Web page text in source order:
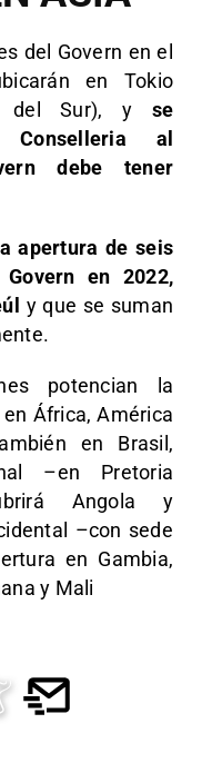
del Govern en el
en Tokio
del Sur), y se
al
debe tener
apertura de seis
en 2022,
y que se suman
potencian la
África, América
en Brasil,
–en Pretoria
Angola y
–con sede
en Gambia,
y Mali